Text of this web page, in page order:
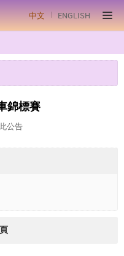
中文 ENGLISH
錦標賽
公告